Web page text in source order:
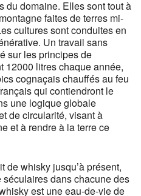
du domaine. Elles sont tout à
faites de terres mi-
cultures sont conduites en
Un travail sans
sur les principes de
12000 litres chaque année,
cognaçais chauffés au feu
qui contiendront le
une logique globale
de circularité, visant à
et à rendre à la terre ce
de whisky jusqu’à présent,
dans chacune des
est une eau-de-vie de